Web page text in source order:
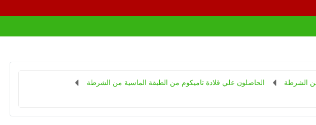
الشرطة
الحاصلون علي قلادة تاميكوم من الطبقة الماسية من الشرطة